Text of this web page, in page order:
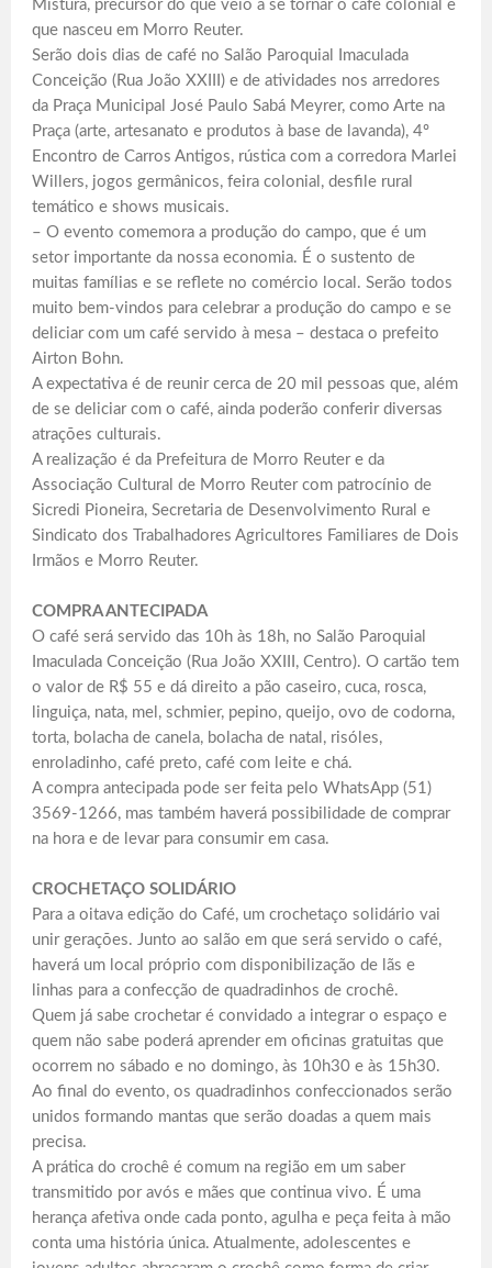
Mistura, precursor do que veio a se tornar o café colonial e
que nasceu em Morro Reuter.
Serão dois dias de café no Salão Paroquial Imaculada
Conceição (Rua João XXIII) e de atividades nos arredores
da Praça Municipal José Paulo Sabá Meyrer, como Arte na
Praça (arte, artesanato e produtos à base de lavanda), 4º
Encontro de Carros Antigos, rústica com a corredora Marlei
Willers, jogos germânicos, feira colonial, desfile rural
temático e shows musicais.
– O evento comemora a produção do campo, que é um
setor importante da nossa economia. É o sustento de
muitas famílias e se reflete no comércio local. Serão todos
muito bem-vindos para celebrar a produção do campo e se
deliciar com um café servido à mesa – destaca o prefeito
Airton Bohn.
A expectativa é de reunir cerca de 20 mil pessoas que, além
de se deliciar com o café, ainda poderão conferir diversas
atrações culturais.
A realização é da Prefeitura de Morro Reuter e da
Associação Cultural de Morro Reuter com patrocínio de
Sicredi Pioneira, Secretaria de Desenvolvimento Rural e
Sindicato dos Trabalhadores Agricultores Familiares de Dois
Irmãos e Morro Reuter.
COMPRA ANTECIPADA
O café será servido das 10h às 18h, no Salão Paroquial
Imaculada Conceição (Rua João XXIII, Centro). O cartão tem
o valor de R$ 55 e dá direito a pão caseiro, cuca, rosca,
linguiça, nata, mel, schmier, pepino, queijo, ovo de codorna,
torta, bolacha de canela, bolacha de natal, risóles,
enroladinho, café preto, café com leite e chá.
A compra antecipada pode ser feita pelo WhatsApp (51)
3569-1266, mas também haverá possibilidade de comprar
na hora e de levar para consumir em casa.
CROCHETAÇO SOLIDÁRIO
Para a oitava edição do Café, um crochetaço solidário vai
unir gerações. Junto ao salão em que será servido o café,
haverá um local próprio com disponibilização de lãs e
linhas para a confecção de quadradinhos de crochê.
Quem já sabe crochetar é convidado a integrar o espaço e
quem não sabe poderá aprender em oficinas gratuitas que
ocorrem no sábado e no domingo, às 10h30 e às 15h30.
Ao final do evento, os quadradinhos confeccionados serão
unidos formando mantas que serão doadas a quem mais
precisa.
A prática do crochê é comum na região em um saber
transmitido por avós e mães que continua vivo. É uma
herança afetiva onde cada ponto, agulha e peça feita à mão
conta uma história única. Atualmente, adolescentes e